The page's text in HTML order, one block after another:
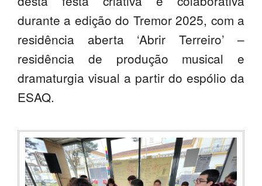
@esaq.erasmus
@clube_robotica.esaq
ESCOLA
ALUNOS
PROFESSORES
ENC. DE EDUCAÇÃO
durante a edição do Tremor 2025, com a
residência aberta ‘Abrir Terreiro’ –
residência de produção musical e
dramaturgia visual a partir do espólio da
ESAQ.